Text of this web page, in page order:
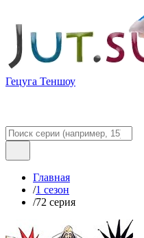
Гецуга Теншоу
Главная
/1 сезон
/72 серия